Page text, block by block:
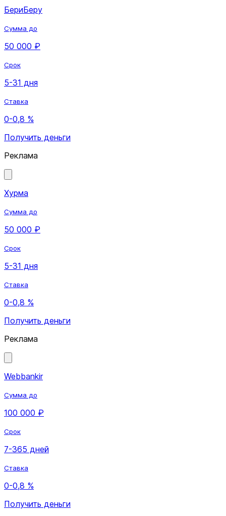
БериБеру
Сумма до
50 000 ₽
Срок
5-31 дня
Ставка
0-0,8 %
Получить деньги
Реклама
Хурма
Сумма до
50 000 ₽
Срок
5-31 дня
Ставка
0-0,8 %
Получить деньги
Реклама
Webbankir
Сумма до
100 000 ₽
Срок
7-365 дней
Ставка
0-0,8 %
Получить деньги